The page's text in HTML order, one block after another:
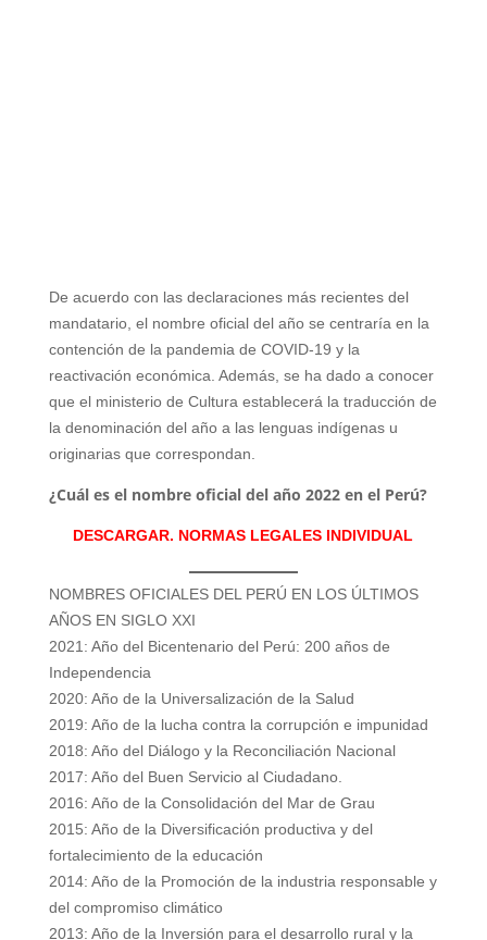
De acuerdo con las declaraciones más recientes del
mandatario, el nombre oficial del año se centraría en la
contención de la pandemia de COVID-19 y la
reactivación económica. Además, se ha dado a conocer
que el ministerio de Cultura establecerá la traducción de
la denominación del año a las lenguas indígenas u
originarias que correspondan.
¿Cuál es el nombre oficial del año 2022 en el Perú?
DESCARGAR. NORMAS LEGALES INDIVIDUAL
NOMBRES OFICIALES DEL PERÚ EN LOS ÚLTIMOS
AÑOS EN SIGLO XXI
2021: Año del Bicentenario del Perú: 200 años de
Independencia
2020: Año de la Universalización de la Salud
2019: Año de la lucha contra la corrupción e impunidad
2018: Año del Diálogo y la Reconciliación Nacional
2017: Año del Buen Servicio al Ciudadano.
2016: Año de la Consolidación del Mar de Grau
2015: Año de la Diversificación productiva y del
fortalecimiento de la educación
2014: Año de la Promoción de la industria responsable y
del compromiso climático
2013: Año de la Inversión para el desarrollo rural y la